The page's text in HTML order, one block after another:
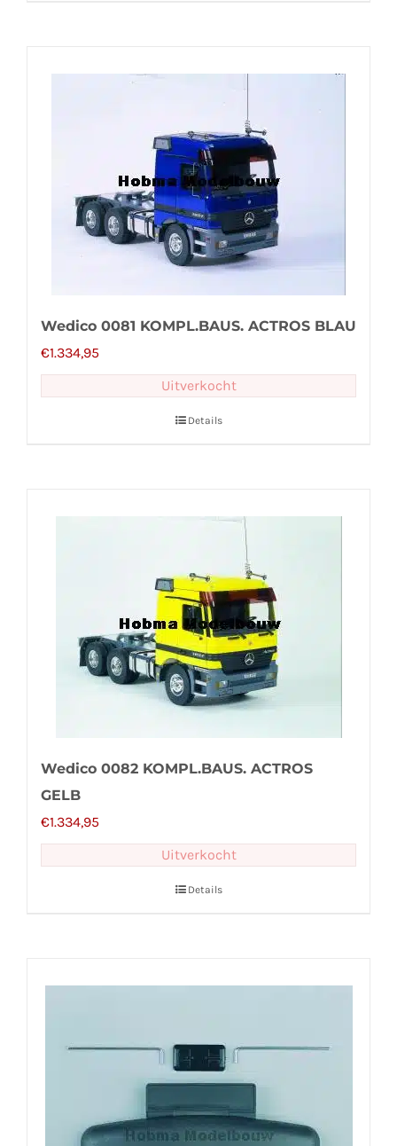
Wedico 0081 KOMPL.BAUS. ACTROS BLAU
€1.334,95
Uitverkocht
Details
Wedico 0082 KOMPL.BAUS. ACTROS
GELB
€1.334,95
Uitverkocht
Details